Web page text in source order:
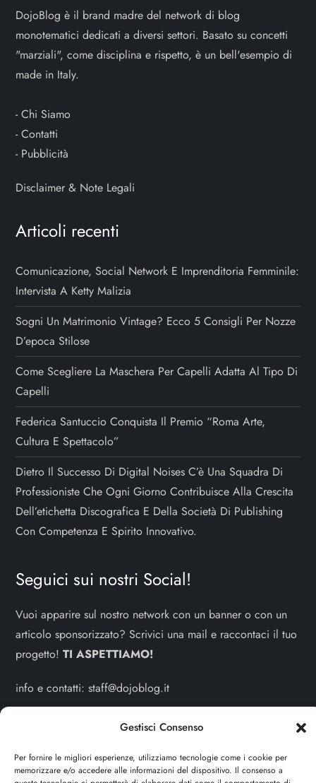
Gestisci Consenso
Per fornire le migliori esperienze, utilizziamo tecnologie come i cookie per
memorizzare e/o accedere alle informazioni del dispositivo. Il consenso a
DojoBlog è il brand madre del network di blog
monotematici dedicati a diversi settori. Basato su concetti
"marziali", come disciplina e rispetto, è un bell'esempio di
made in Italy.
-Chi Siamo
-Contatti
- Pubblicità
Disclaimer & Note Legali
Articoli recenti
Comunicazione, Social Network E Imprenditoria Femminile:
Intervista A Ketty Malizia
Sogni Un Matrimonio Vintage? Ecco 5 Consigli Per Nozze
D’epoca Stilose
Come Scegliere La Maschera Per Capelli Adatta Al Tipo Di
Capelli
Federica Santuccio Conquista Il Premio “Roma Arte,
Cultura E Spettacolo”
Dietro Il Successo Di Digital Noises C’è Una Squadra Di
Professioniste Che Ogni Giorno Contribuisce Alla Crescita
Dell’etichetta Discografica E Della Società Di Publishing
Con Competenza E Spirito Innovativo.
Seguici sui nostri Social!
Vuoi apparire sul nostro network con un banner o con un
articolo sponsorizzato? Scrivici una mail e raccontaci il tuo
progetto!TI ASPETTIAMO!
info e contatti:staff@dojoblog.it
dojodonna.it è un progetto facente parte del network
legale in Via delle Sirene 34 - Roma - P.iva: